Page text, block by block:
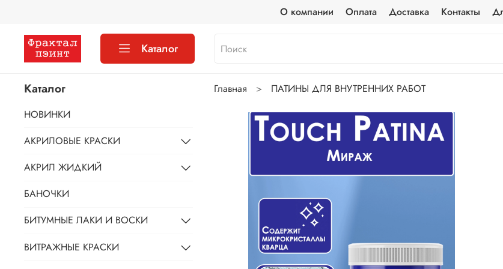
О компании Оплата Доставка Контакты
Каталог
Главная ПАТИНЫ ДЛЯ ВНУТРЕННИХ РАБОТ
Каталог
НОВИНКИ
АКРИЛОВЫЕ КРАСКИ
АКРИЛ ЖИДКИЙ
БАНОЧКИ
БИТУМНЫЕ ЛАКИ И ВОСКИ
ВИТРАЖНЫЕ КРАСКИ